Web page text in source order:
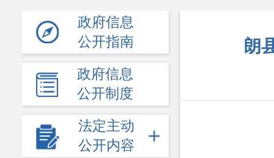
政府信息
公开指南
政府信息
公开制度
法定主动
公开内容
朗